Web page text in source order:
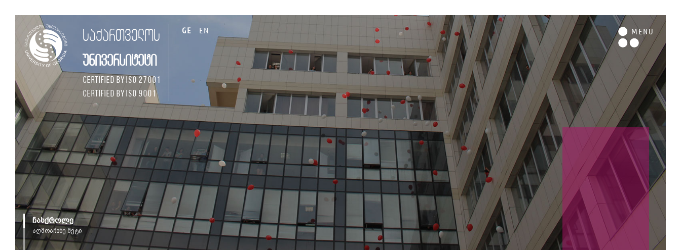
საქართველოს
უნივერსიტეტი
Certified by ISO 27001
Certified by ISO 9001
GE EN MENU
ჩასქროლე
აღმოაჩინე მეტი